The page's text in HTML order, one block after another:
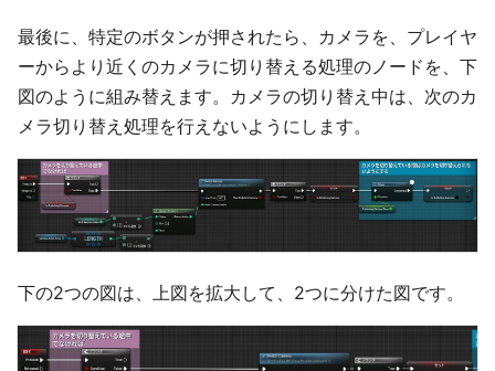
最後に、特定のボタンが押されたら、カメラを、プレイヤ
ーからより近くのカメラに切り替える処理のノードを、下
図のように組み替えます。カメラの切り替え中は、次のカ
メラ切り替え処理を行えないようにします。
下の2つの図は、上図を拡大して、2つに分けた図です。